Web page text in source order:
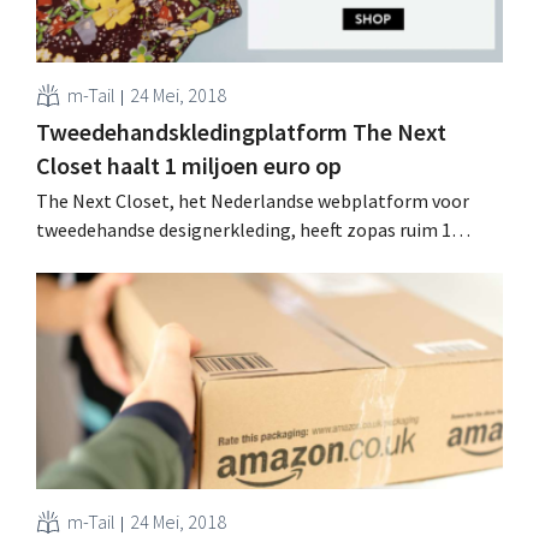
m-Tail 24 Mei, 2018
Tweedehandskledingplatform The Next
Closet haalt 1 miljoen euro op
The Next Closet, het Nederlandse webplatform voor
tweedehandse designerkleding, heeft zopas ruim 1
onder meer de vandaag gelanceerde Belgische website
moet financieren. Modelandschap verduurzamen Het
tweedehandskledingplatform richt zich specifiek tot al
wie high-end designerkleding wil kopen en verkopen.
Sinds de oprichting in 2013...
m-Tail 24 Mei, 2018